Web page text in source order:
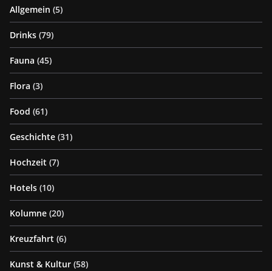
Allgemein (5)
Drinks (79)
Fauna (45)
Flora (3)
Food (61)
Geschichte (31)
Hochzeit (7)
Hotels (10)
Kolumne (20)
Kreuzfahrt (6)
Kunst & Kultur (58)